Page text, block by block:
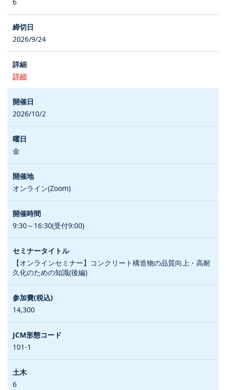
2026/9/24
詳細
2026/10/2
金
オンライン(Zoom)
9:30～16:30(受付9:00)
【オンラインセミナー】コンクリート構造物の品質向上・高耐
久化のための知識(後編)
14,300
101-1
6